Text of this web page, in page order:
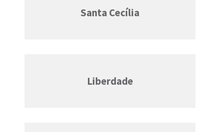
Santa Cecília
Liberdade